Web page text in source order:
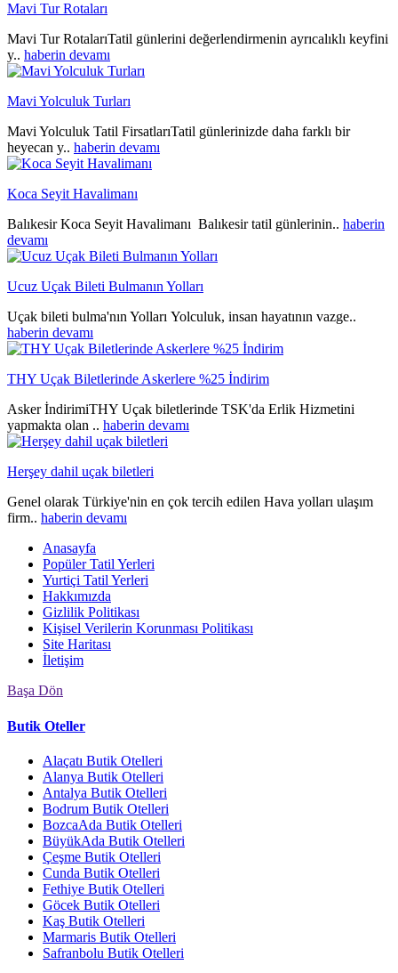
Mavi Tur Rotaları
Mavi Tur RotalarıTatil günlerini değerlendirmenin ayrıcalıklı keyfini
y.. haberin devamı
Mavi Yolculuk Turları
Mavi Yolculuk Tatil FirsatlarıTatil günlerinizde daha farklı bir
heyecan y.. haberin devamı
Koca Seyit Havalimanı
Balıkesir Koca Seyit Havalimanı Balıkesir tatil günlerinin.. haberin
devamı
Ucuz Uçak Bileti Bulmanın Yolları
Uçak bileti bulma'nın Yolları Yolculuk, insan hayatının vazge..
haberin devamı
THY Uçak Biletlerinde Askerlere %25 İndirim
Asker İndirimiTHY Uçak biletlerinde TSK'da Erlik Hizmetini
yapmakta olan .. haberin devamı
Herşey dahil uçak biletleri
Genel olarak Türkiye'nin en çok tercih edilen Hava yolları ulaşım
firm.. haberin devamı
Anasayfa
Popüler Tatil Yerleri
Yurtiçi Tatil Yerleri
Hakkımızda
Gizlilik Politikası
Kişisel Verilerin Korunması Politikası
Site Haritası
İletişim
Başa Dön
Butik Oteller
Alaçatı Butik Otelleri
Alanya Butik Otelleri
Antalya Butik Otelleri
Bodrum Butik Otelleri
BozcaAda Butik Otelleri
BüyükAda Butik Otelleri
Çeşme Butik Otelleri
Cunda Butik Otelleri
Fethiye Butik Otelleri
Göcek Butik Otelleri
Kaş Butik Otelleri
Marmaris Butik Otelleri
Safranbolu Butik Otelleri